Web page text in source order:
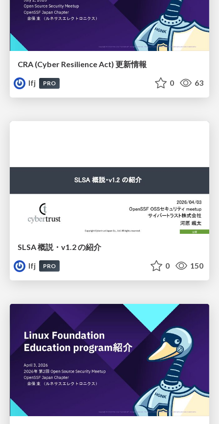
CRA (Cyber Resilience Act)​ 更新情報
lfj
PRO 0 63
SLSA 概説・v1.2 の紹介
lfj
PRO 0 150